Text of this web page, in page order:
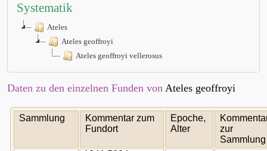
Systematik
Ateles
Ateles geoffroyi
Ateles geoffroyi vellerosus
Daten zu den einzelnen Funden von Ateles geoffroyi
Sammlung
Kommentar zum
Fundort
Epoche,
Alter
zur
Sammlung